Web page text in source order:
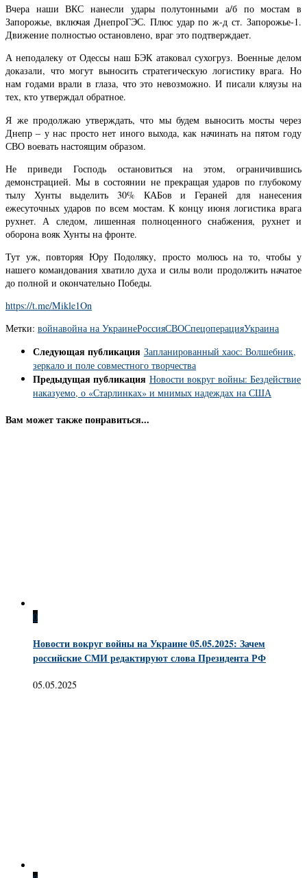
Вчера наши ВКС нанесли удары полутонными а/б по мостам в
Запорожье, включая ДнепроГЭС. Плюс удар по ж-д ст. Запорожье-1.
Движение полностью остановлено, враг это подтверждает.
А неподалеку от Одессы наш БЭК атаковал сухогруз. Военные делом
доказали, что могут выносить стратегическую логистику врага. Но
нам годами врали в глаза, что это невозможно. И писали кляузы на
тех, кто утверждал обратное.
Я же продолжаю утверждать, что мы будем выносить мосты через
Днепр – у нас просто нет иного выхода, как начинать на пятом году
СВО воевать настоящим образом.
Не приведи Господь остановиться на этом, ограничившись
демонстрацией. Мы в состоянии не прекращая ударов по глубокому
тылу Хунты выделить 30% КАБов и Гераней для нанесения
ежесуточных ударов по всем мостам. К концу июня логистика врага
рухнет. А следом, лишенная полноценного снабжения, рухнет и
оборона вояк Хунты на фронте.
Тут уж, повторяя Юру Подоляку, просто молюсь на то, чтобы у
нашего командования хватило духа и силы воли продолжить начатое
до полной и окончательно Победы.
https://t.me/Mikle1On
Метки: войнавойна на УкраинеРоссияСВОСпецоперацияУкраина
Следующая публикация Запланированный хаос: Волшебник,
зеркало и поле совместного творчества
Предыдущая публикация Новости вокруг войны: Бездействие
наказуемо, о «Старлинках» и мнимых надеждах на США
Вам может также понравиться...
0
Новости вокруг войны на Украине 05.05.2025: Зачем
российские СМИ редактируют слова Президента РФ
05.05.2025